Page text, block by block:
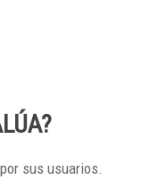
sus usuarios.